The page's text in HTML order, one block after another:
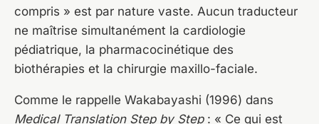
compris » est par nature vaste. Aucun traducteur
ne maîtrise simultanément la cardiologie
pédiatrique, la pharmacocinétique des
biothérapies et la chirurgie maxillo-faciale.
Comme le rappelle Wakabayashi (1996) dans
Medical Translation Step by Step: « Ce qui est